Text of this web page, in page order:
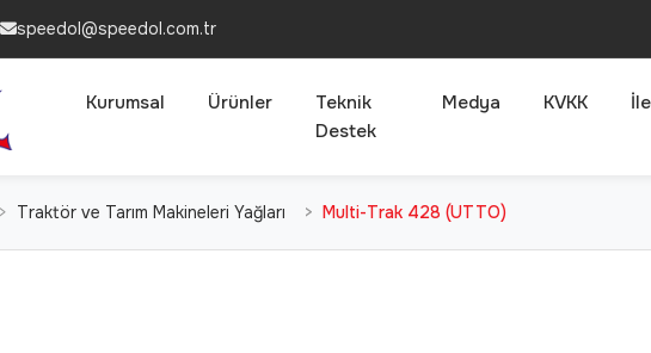
speedol@speedol.com.tr
Kurumsal Ürünler
Teknik
Destek
Medya KVKK
Traktör ve Tarım Makineleri Yağları Multi-Trak 428 (UTTO)